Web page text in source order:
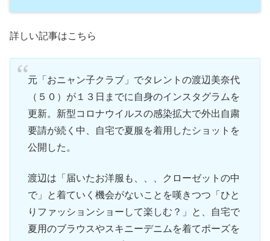
詳しい記事はこちら
元「おニャン子クラブ」でタレントの渡辺美奈代
（５０）が１３日までに自身のインスタグラムを
更新。新型コロナウイルスの感染拡大で外出自粛
要請が続く中、自宅で夏服を着用したショットを
公開した。
渡辺は「届いたお洋服も、、、クローゼットの中
で」と着ていく機会がないことを嘆きつつ「ひと
りファッションショーして楽しむ？」と、自宅で
夏用のブラウスやスキニーデニムを着てポーズを